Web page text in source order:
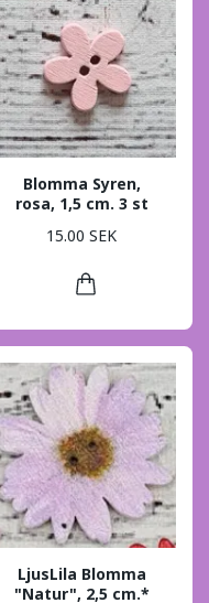
Blomma Syren,
rosa, 1,5 cm. 3 st
15.00 SEK
LjusLila Blomma
"Natur", 2,5 cm.*